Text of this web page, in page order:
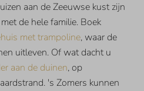
aan de Zeeuwse kust zijn
de hele familie. Boek
met trampoline, waar de
uitleven. Of wat dacht u
aan de duinen, op
's Zomers kunnen